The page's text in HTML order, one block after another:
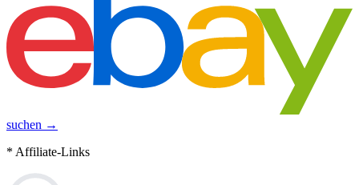
suchen →
* Affiliate-Links